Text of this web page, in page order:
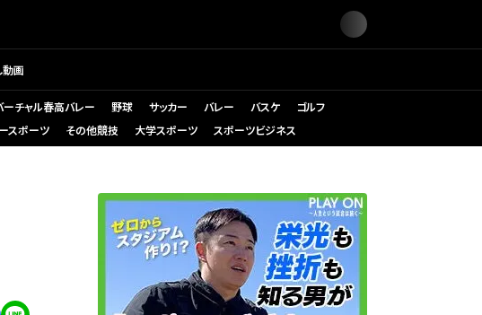
動画
ーチャル春高バレー 野球 サッカー バレー バスケ
ゴルフ
スポーツ その他競技 大学スポーツ スポーツビジネス